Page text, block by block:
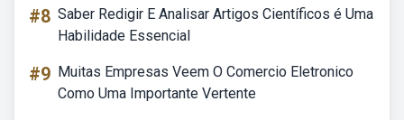
#8 Saber Redigir E Analisar Artigos Científicos é Uma
Habilidade Essencial
#9 Muitas Empresas Veem O Comercio Eletronico
Como Uma Importante Vertente